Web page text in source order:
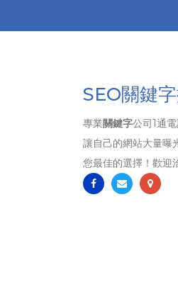
SEO關鍵
專業關鍵字公司1通
讓自己的網站大量曝
您最佳的選擇！歡迎